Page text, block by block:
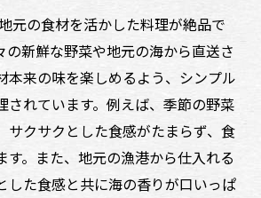
元の食材を活かした料理が絶品で
の新鮮な野菜や地元の海から直送さ
本来の味を楽しめるよう、シンプル
されています。例えば、季節の野菜
サクサクとした食感がたまらず、食
す。また、地元の漁港から仕入れる
した食感と共に海の香りが口いっぱ